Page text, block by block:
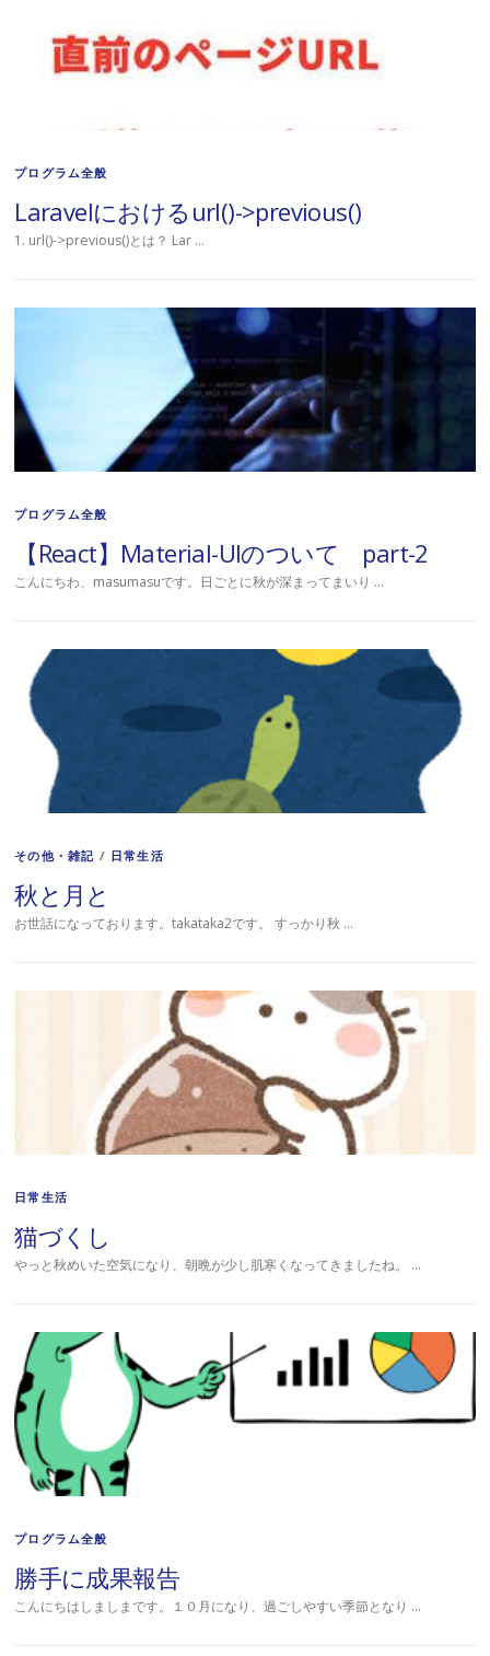
プログラム全般
Laravelにおけるurl()->previous()
1. url()->previous()とは？ Lar …
プログラム全般
【React】Material-UIのついて part-2
こんにちわ、masumasuです。日ごとに秋が深まってまいり …
その他・雑記 / 日常生活
秋と月と
お世話になっております。takataka2です。 すっかり秋 …
日常生活
猫づくし
やっと秋めいた空気になり、朝晩が少し肌寒くなってきましたね。 …
プログラム全般
勝手に成果報告
こんにちはしましまです。１０月になり、過ごしやすい季節となり …